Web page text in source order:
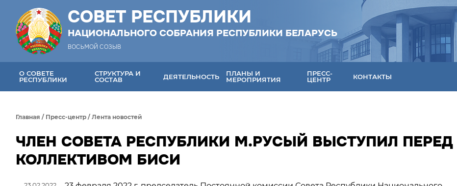
СОВЕТ РЕСПУБЛИКИ
НАЦИОНАЛЬНОГО СОБРАНИЯ РЕСПУБЛИКИ БЕЛАРУСЬ
ВОСЬМОЙ СОЗЫВ
О СОВЕТЕ
РЕСПУБЛИКИ
СТРУКТУРА И
СОСТАВ
ДЕЯТЕЛЬНОСТЬ
ПЛАНЫ И
МЕРОПРИЯТИЯ
ПРЕСС-
ЦЕНТР
КОНТАКТЫ
Главная / Пресс-центр / Лента новостей
ЧЛЕН СОВЕТА РЕСПУБЛИКИ М.РУСЫЙ ВЫСТУПИЛ ПЕРЕД
КОЛЛЕКТИВОМ БИСИ